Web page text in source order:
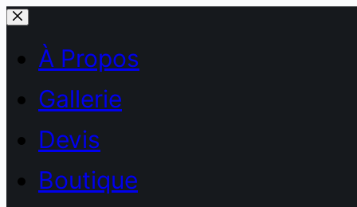
Passer
contenuÀ Propos
Gallerie
Devis
Boutique